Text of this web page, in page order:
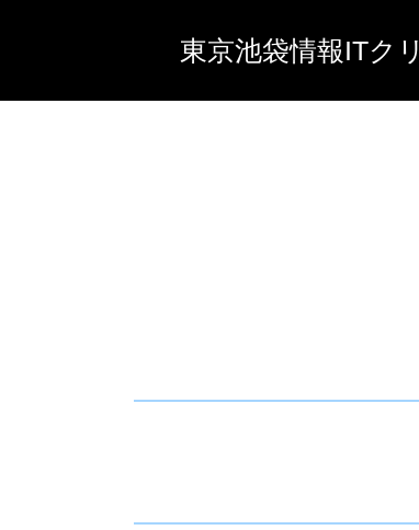
東京池袋情報ITク